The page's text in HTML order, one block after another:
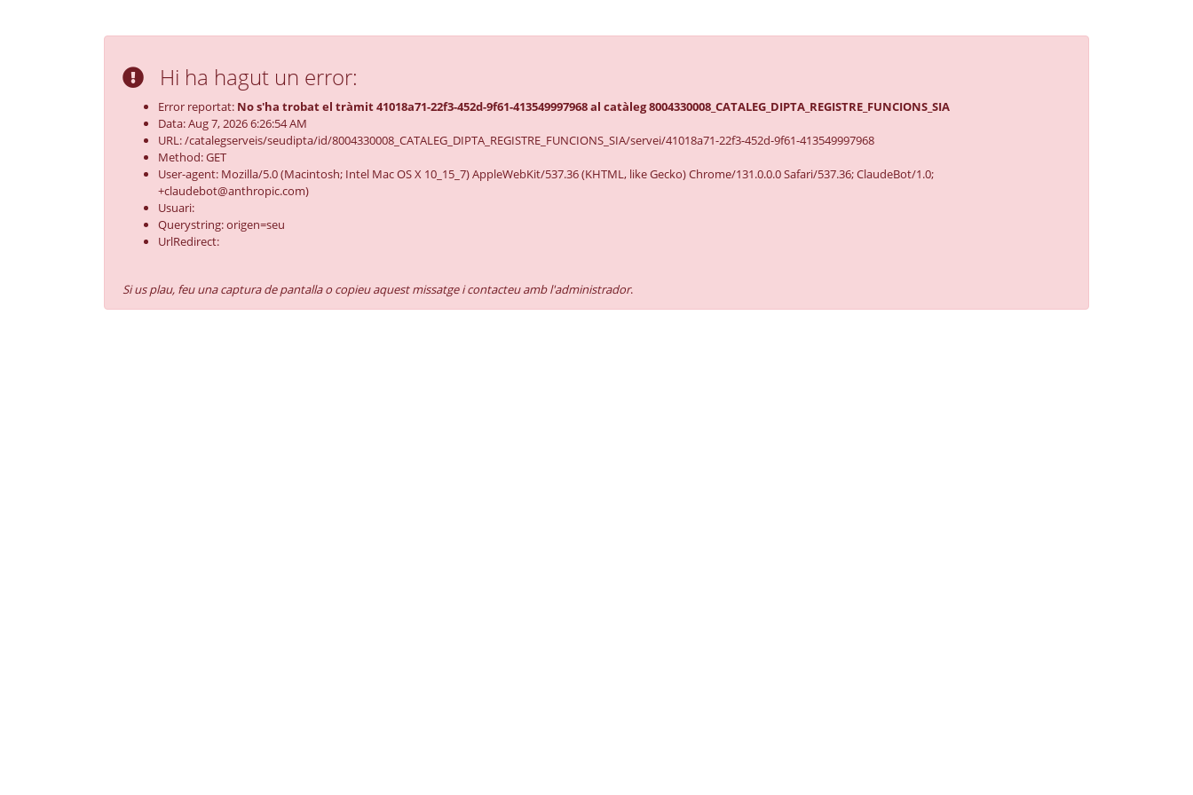
Hi ha hagut un error:
Error reportat: No s'ha trobat el tràmit 41018a71-22f3-452d-9f61-413549997968 al catàleg 8004330008_CATALEG_DIPTA_REGISTRE_FUNCIONS_SIA
Data: Aug 7, 2026 6:26:54 AM
URL: /catalegserveis/seudipta/id/8004330008_CATALEG_DIPTA_REGISTRE_FUNCIONS_SIA/servei/41018a71-22f3-452d-9f61-413549997968
Method: GET
User-agent: Mozilla/5.0 (Macintosh; Intel Mac OS X 10_15_7) AppleWebKit/537.36 (KHTML, like Gecko) Chrome/131.0.0.0 Safari/537.36; ClaudeBot/1.0;
+claudebot@anthropic.com)
Usuari:
Querystring: origen=seu
UrlRedirect:
Si us plau, feu una captura de pantalla o copieu aquest missatge i contacteu amb l'administrador.